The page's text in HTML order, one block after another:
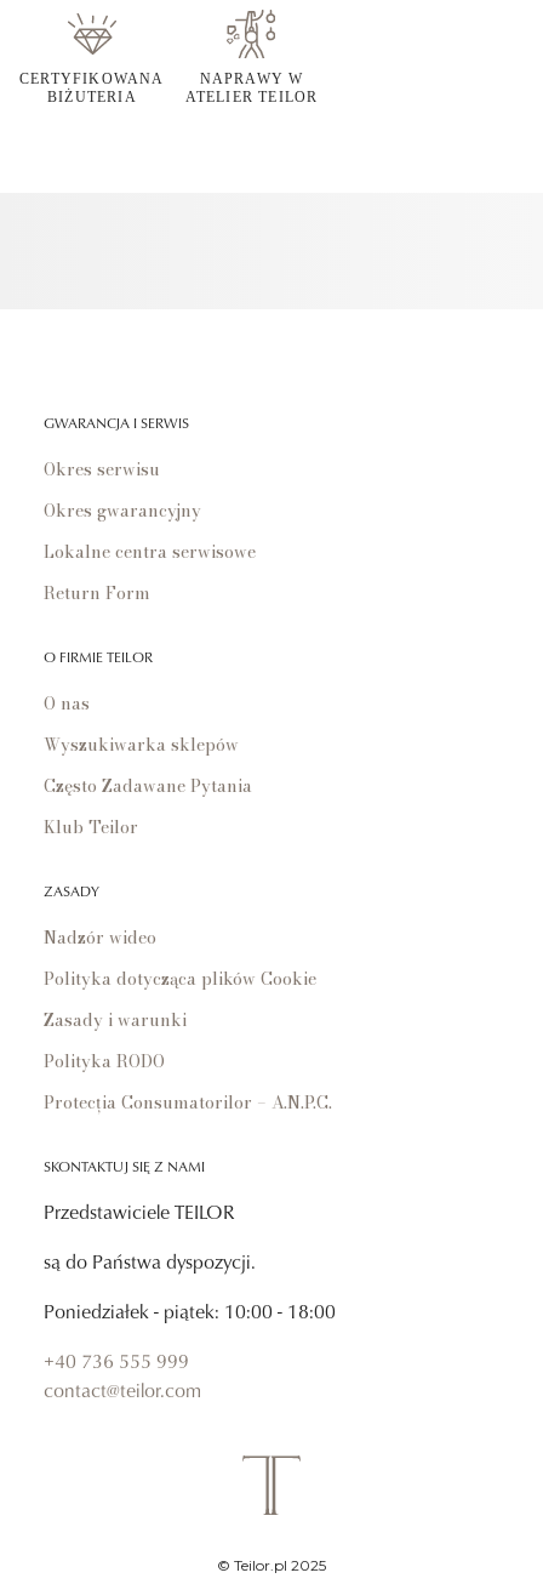
CERTYFIKOWANA
BIŻUTERIA
NAPRAWY W
ATELIER TEILOR
GWARANCJA I SERWIS
Okres serwisu
Okres gwarancyjny
Lokalne centra serwisowe
Return Form
O FIRMIE TEILOR
O nas
Wyszukiwarka sklepów
Często Zadawane Pytania
Klub Teilor
ZASADY
Nadzór wideo
Polityka dotycząca plików Cookie
Zasady i warunki
Polityka RODO
Protecția Consumatorilor – A.N.P.C.
SKONTAKTUJ SIĘ Z NAMI
Przedstawiciele TEILOR
są do Państwa dyspozycji.
Poniedziałek - piątek: 10:00 - 18:00
+40 736 555 999
contact@teilor.com
© Teilor.pl 2025